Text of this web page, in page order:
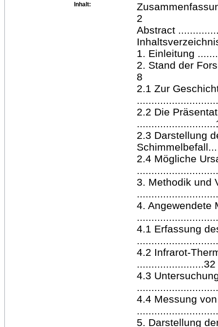
Inhalt:
2
Abstract
1. Einleitung
2. Stand der
8
2.1 Zur
2.2 Die
2.3 Darstellung
2.4 Mögliche
3. Methodik und
4. Angewendete
4.1 Erfassung
4.2 Infrarot-
.......................32
4.3
4.4 Messung
5. Darstellung